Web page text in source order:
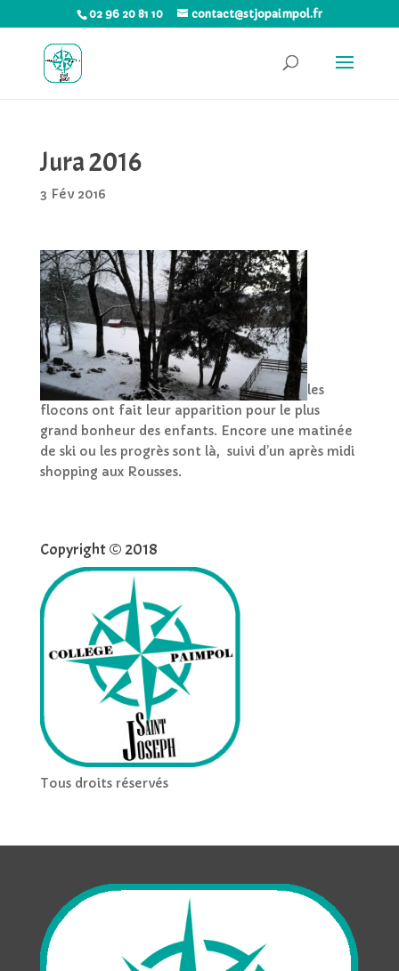
02 96 20 81 10 contact@stjopaimpol.fr
Jura 2016
3 Fév 2016
les
flocons ont fait leur apparition pour le plus
grand bonheur des enfants. Encore une matinée
de ski ou les progrès sont là, suivi d’un après midi
shopping aux Rousses.
Copyright © 2018
Tous droits réservés